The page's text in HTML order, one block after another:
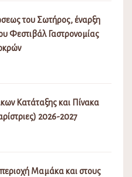
του Σωτήρος, έναρξη
Φεστιβάλ Γαστρονομίας
Κατάταξης και Πίνακα
2026-2027
Μαμάκα και στους